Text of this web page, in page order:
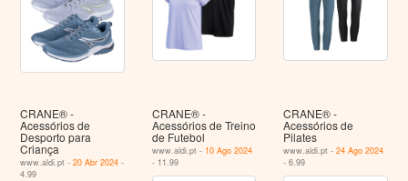
CRANE® -
Acessórios de
Desporto para
Criança
www.aldi.pt -20 Abr 2024 -
4.99
CRANE® -
Acessórios de Treino
de Futebol
www.aldi.pt - 10 Ago 2024
- 11.99
CRANE® -
Acessórios de
Pilates
www.aldi.pt -24 Ago 2024
- 6.99